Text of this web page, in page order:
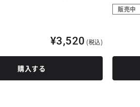
¥3,520 (税込)
購入する
販売中